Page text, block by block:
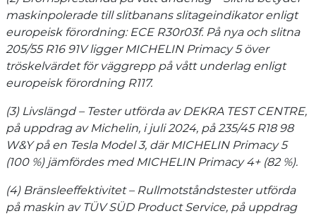
maskinpolerade till slitbanans slitageindikator enligt
europeisk förordning: ECE R30r03f. På nya och slitna
205/55 R16 91V ligger MICHELIN Primacy 5 över
tröskelvärdet för väggrepp på vått underlag enligt
europeisk förordning R117.
(3) Livslängd – Tester utförda av DEKRA TEST CENTRE,
på uppdrag av Michelin, i juli 2024, på 235/45 R18 98
W&Y på en Tesla Model 3, där MICHELIN Primacy 5
(100 %) jämfördes med MICHELIN Primacy 4+ (82 %).
(4) Bränsleeffektivitet – Rullmotståndstester utförda
på maskin av TÜV SÜD Product Service, på uppdrag